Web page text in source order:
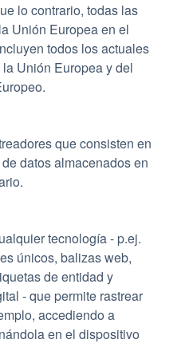
lo contrario, todas las
Unión Europea en el
todos los actuales
Unión Europea y del
que consisten en
datos almacenados en
tecnología - p.ej.
únicos, balizas web,
de entidad y
- que permite rastrear
accediendo a
en el dispositivo